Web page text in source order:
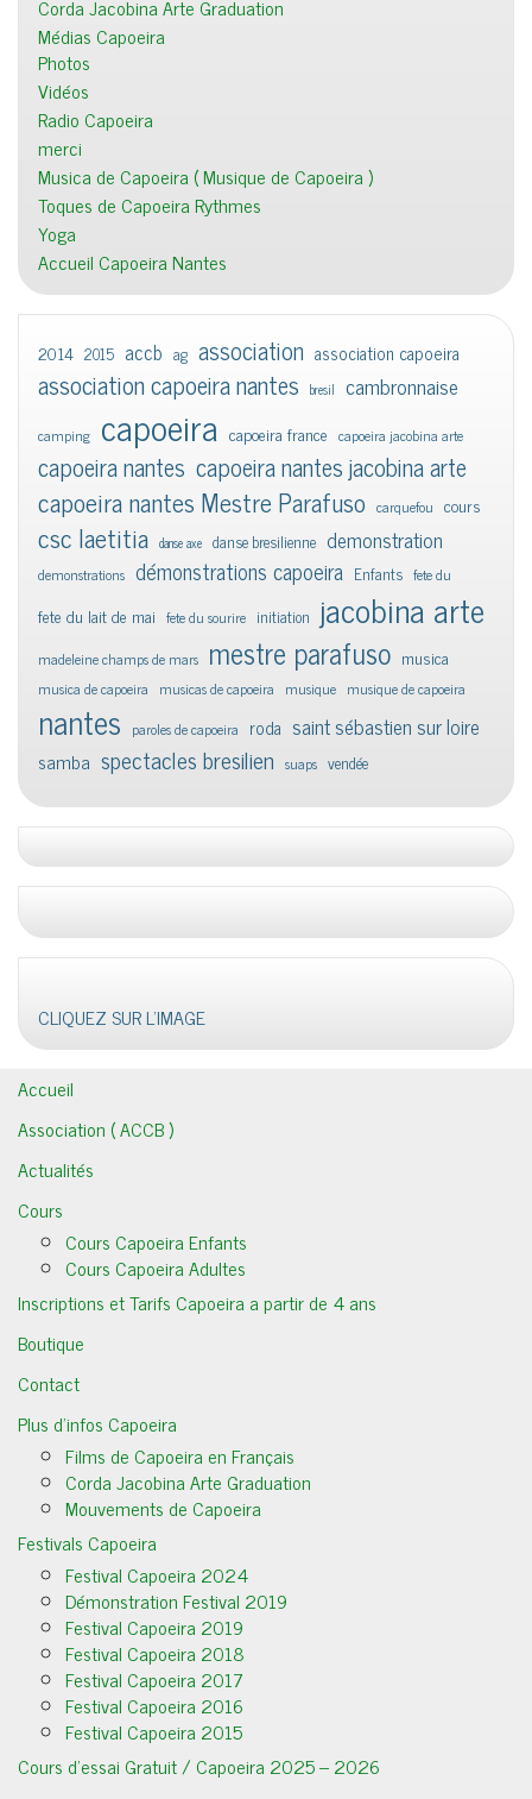
Corda Jacobina Arte Graduation
Médias Capoeira
Photos
Vidéos
Radio Capoeira
merci
Musica de Capoeira ( Musique de Capoeira )
Toques de Capoeira Rythmes
Yoga
Accueil Capoeira Nantes
2014 2015 accb ag association association capoeira
association capoeira nantes bresil cambronnaise
camping capoeira capoeira france capoeira jacobina arte
capoeira nantes capoeira nantes jacobina arte
capoeira nantes Mestre Parafuso carquefou cours
csc laetitia danse axe danse bresilienne demonstration
demonstrations démonstrations capoeira Enfants fete du
fete du lait de mai fete du sourire initiation jacobina arte
madeleine champs de mars mestre parafuso musica
musica de capoeira musicas de capoeira musique musique de capoeira
nantes paroles de capoeira roda saint sébastien sur loire
samba spectacles bresilien suaps vendée
CLIQUEZ SUR L'IMAGE
Accueil
Association ( ACCB )
Actualités
Cours
Cours Capoeira Enfants
Cours Capoeira Adultes
Inscriptions et Tarifs Capoeira a partir de 4 ans
Boutique
Contact
Plus d’infos Capoeira
Films de Capoeira en Français
Corda Jacobina Arte Graduation
Mouvements de Capoeira
Festivals Capoeira
Festival Capoeira 2024
Démonstration Festival 2019
Festival Capoeira 2019
Festival Capoeira 2018
Festival Capoeira 2017
Festival Capoeira 2016
Festival Capoeira 2015
Cours d’essai Gratuit / Capoeira 2025 – 2026